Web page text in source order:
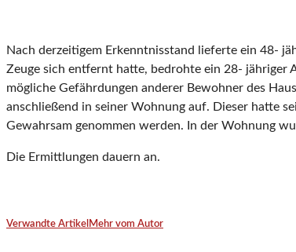
Nach derzeitigem Erkenntnisstand lieferte ein 48-
Zeuge sich entfernt hatte, bedrohte ein 28- jähriger
mögliche Gefährdungen anderer Bewohner des
anschließend in seiner Wohnung auf. Dieser hatte
Gewahrsam genommen werden. In der Wohnung
Die Ermittlungen dauern an.
Verwandte Artikel Mehr vom Autor